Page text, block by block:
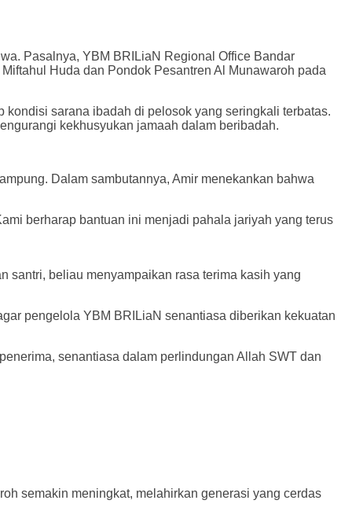
Pasalnya, YBM BRILiaN Regional Office Bandar
Huda dan Pondok Pesantren Al Munawaroh pada
sarana ibadah di pelosok yang seringkali terbatas.
kekhusyukan jamaah dalam beribadah.
Dalam sambutannya, Amir menekankan bahwa
berharap bantuan ini menjadi pahala jariyah yang terus
santri, beliau menyampaikan rasa terima kasih yang
pengelola YBM BRILiaN senantiasa diberikan kekuatan
senantiasa dalam perlindungan Allah SWT dan
semakin meningkat, melahirkan generasi yang cerdas